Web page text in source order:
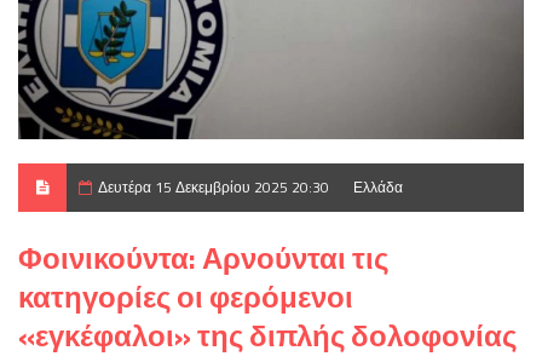
Δευτέρα 15 Δεκεμβρίου 2025 20:30 Ελλάδα
Φοινικούντα: Αρνούνται τις
κατηγορίες οι φερόμενοι
«εγκέφαλοι» της διπλής δολοφονίας